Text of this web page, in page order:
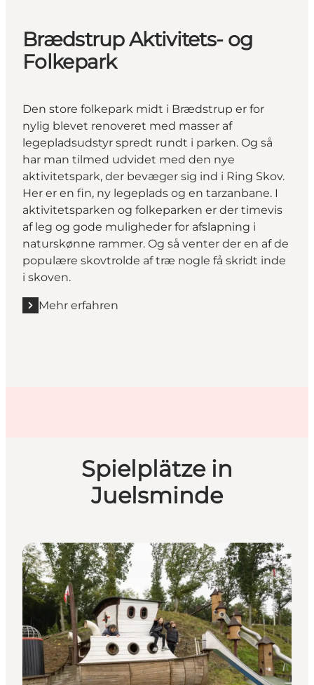
Brædstrup Aktivitets- og
Folkepark
Den store folkepark midt i Brædstrup er for
nylig blevet renoveret med masser af
legepladsudstyr spredt rundt i parken. Og så
har man tilmed udvidet med den nye
aktivitetspark, der bevæger sig ind i Ring Skov.
Her er en fin, ny legeplads og en tarzanbane. I
aktivitetsparken og folkeparken er der timevis
af leg og gode muligheder for afslapning i
naturskønne rammer. Og så venter der en af de
populære skovtrolde af træ nogle få skridt inde
i skoven.
Mehr erfahren
Mehr erfahren "Brædstrup Aktivitets- og Folkepark"
Spielplätze in
Juelsminde